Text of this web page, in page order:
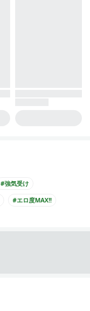
#強気受け
#エロ度MAX!!